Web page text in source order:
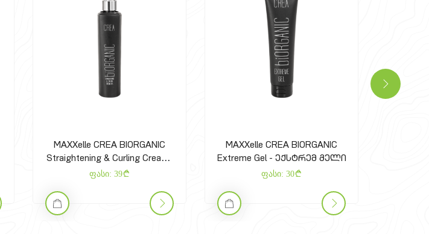
MAXXelle CREA BIORGANIC
Straightening & Curling Cream-
Gel - გამასწორებელი და
ფასი: 39
MAXXelle CREA BIORGANIC
Extreme Gel - ექსტრემ გელი
ფასი: 30